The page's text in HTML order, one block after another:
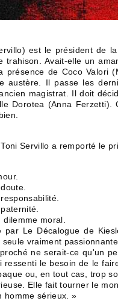
est le président de
trahison. Avait-elle un
présence de Coco Valori
austère. Il passe les
magistrat. Il doit
Dorotea (Anna Ferzetti).
Servillo a remporté le
moral.
par Le Décalogue de
vraiment
ne serait-ce qu'un
ressenti le besoin de le
ou, en tout cas, trop
Elle fait tourner le
homme sérieux. »